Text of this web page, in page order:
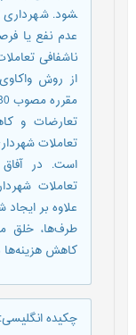
شود. شهرداری
عدم نفع یا
ناشفافی
تعارضات و
تعاملات
است. در آفاق
تعاملات
علاوه بر
طرف‌ها، خلق
کاهش هزینه‌ها
چکیده انگلیسی: